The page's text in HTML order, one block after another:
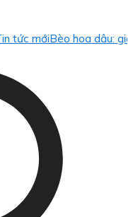
Bèo hoa dâu: giải pháp